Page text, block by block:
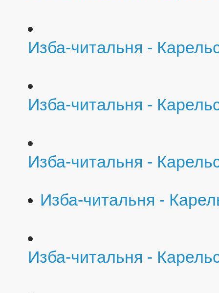
Изба-читальня -
Изба-читальня -
Изба-читальня -
Изба-читальня -
Изба-читальня -